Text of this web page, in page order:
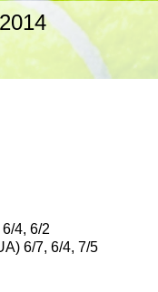
4, 6/2
6/7, 6/4, 7/5